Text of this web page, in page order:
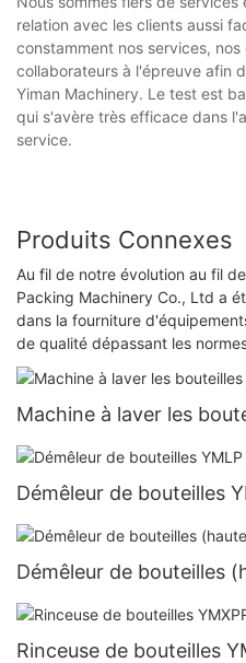
relation avec les clients aussi
constamment nos services,
collaborateurs à l'épreuve afin
Yiman Machinery. Le test est
qui s'avère très efficace dans
service.
Produits Connexes
Au fil de notre évolution au fil
Packing Machinery Co., Ltd a
dans la fourniture
de qualité dépassant les
Machine à laver les
Démêleur de bouteilles
Démêleur de bouteilles
Rinceuse de bouteilles